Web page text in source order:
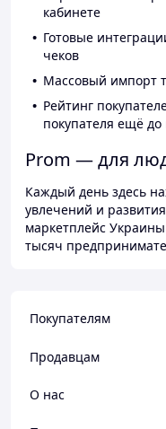
кабинете
Готовые
чеков
Массовый импорт
Рейтинг
покупателя ещё
Prom — для
Каждый день здесь
увлечений и
маркетплейс
тысяч
Покупателям
Продавцам
О нас